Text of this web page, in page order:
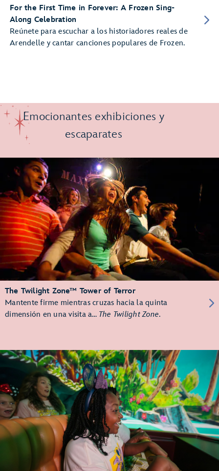
For the First Time in Forever: A Frozen Sing-
Along Celebration
Reúnete para escuchar a los historiadores reales de
Arendelle y cantar canciones populares de Frozen.
Emocionantes exhibiciones y
escaparates
The Twilight Zone™ Tower of Terror
Mantente firme mientras cruzas hacia la quinta
dimensión en una visita a… The Twilight Zone.